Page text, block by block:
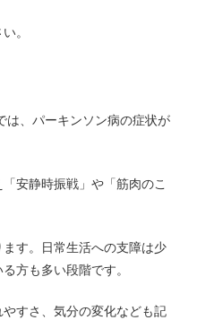
。
は、パーキンソン病の症状が
安静時振戦」や「筋肉のこ
す。日常生活への支障は少
方も多い段階です。
すさ、気分の変化なども記